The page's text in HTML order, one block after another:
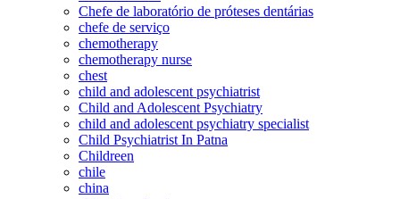
Chefe de laboratório de próteses dentárias
chefe de serviço
chemotherapy
chemotherapy nurse
chest
child and adolescent psychiatrist
Child and Adolescent Psychiatry
child and adolescent psychiatry specialist
Child Psychiatrist In Patna
Childreen
chile
china